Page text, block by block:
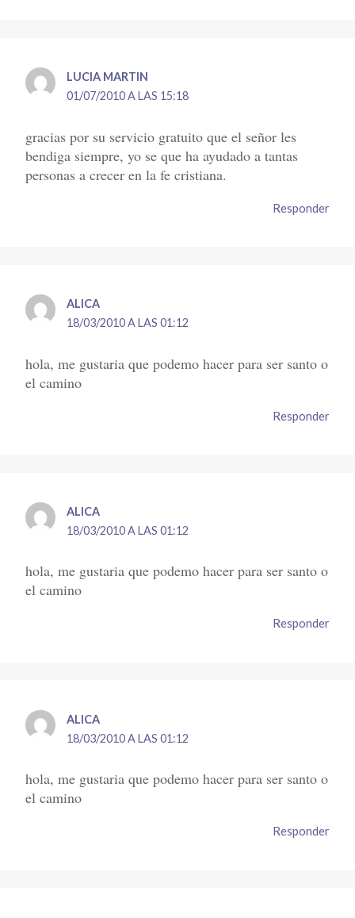
LUCIA MARTIN
01/07/2010 A LAS 15:18
gracias por su servicio gratuito que el señor les
bendiga siempre, yo se que ha ayudado a tantas
personas a crecer en la fe cristiana.
Responder
ALICA
18/03/2010 A LAS 01:12
hola, me gustaria que podemo hacer para ser santo o
el camino
Responder
ALICA
18/03/2010 A LAS 01:12
hola, me gustaria que podemo hacer para ser santo o
el camino
Responder
ALICA
18/03/2010 A LAS 01:12
hola, me gustaria que podemo hacer para ser santo o
el camino
Responder